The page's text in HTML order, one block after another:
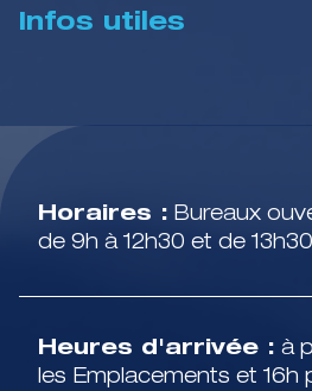
Infos utiles
Horaires : Bureaux
de 9h à 12h30 et de
Heures d'arrivée : à
les Emplacements et 16h